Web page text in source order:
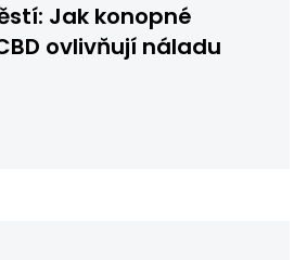
Jak konopné
ovlivňují náladu